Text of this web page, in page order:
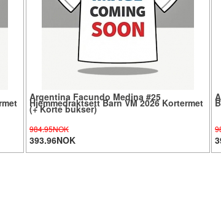
Argentina Facundo Medina #25
Hjemmedraktsett Barn VM 2026 Kortermet
(+ Korte bukser)
984.95NOK
393.96NOK